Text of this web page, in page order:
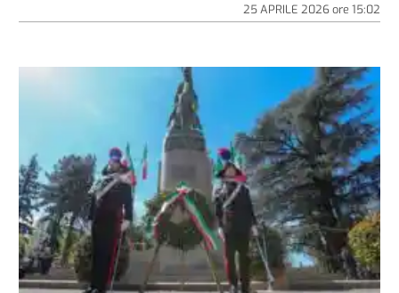
25 APRILE 2026ore 15:02